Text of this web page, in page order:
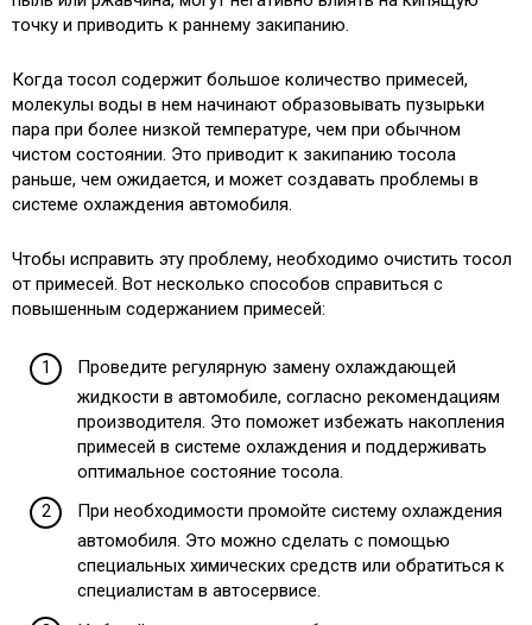
точку и приводить к раннему закипанию.
Когда тосол содержит большое количество примесей,
молекулы воды в нем начинают образовывать пузырьки
пара при более низкой температуре, чем при обычном
чистом состоянии. Это приводит к закипанию тосола
раньше, чем ожидается, и может создавать проблемы в
системе охлаждения автомобиля.
Чтобы исправить эту проблему, необходимо очистить тосол
от примесей. Вот несколько способов справиться с
повышенным содержанием примесей:
Проведите регулярную замену охлаждающей
жидкости в автомобиле, согласно рекомендациям
производителя. Это поможет избежать накопления
примесей в системе охлаждения и поддерживать
оптимальное состояние тосола.
При необходимости промойте систему охлаждения
автомобиля. Это можно сделать с помощью
специальных химических средств или обратиться к
специалистам в автосервисе.